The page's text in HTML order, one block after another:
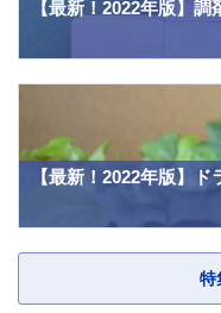
【最新！2022年版】
【最新！2022年版】
特